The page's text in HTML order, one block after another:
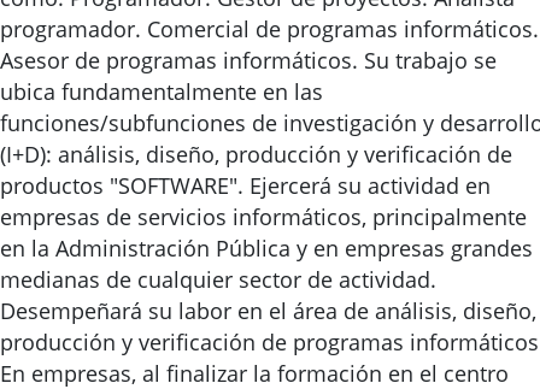
programador. Comercial de programas informáticos.
Asesor de programas informáticos. Su trabajo se
ubica fundamentalmente en las
funciones/subfunciones de investigación y
(I+D): análisis, diseño, producción y verificación de
productos "SOFTWARE". Ejercerá su actividad en
empresas de servicios informáticos, principalmente
en la Administración Pública y en empresas grandes
medianas de cualquier sector de actividad.
Desempeñará su labor en el área de análisis, diseño,
producción y verificación de programas
En empresas, al finalizar la formación en el centro